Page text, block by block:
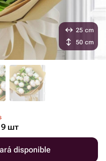
шт
disponible
25 cm
50 cm